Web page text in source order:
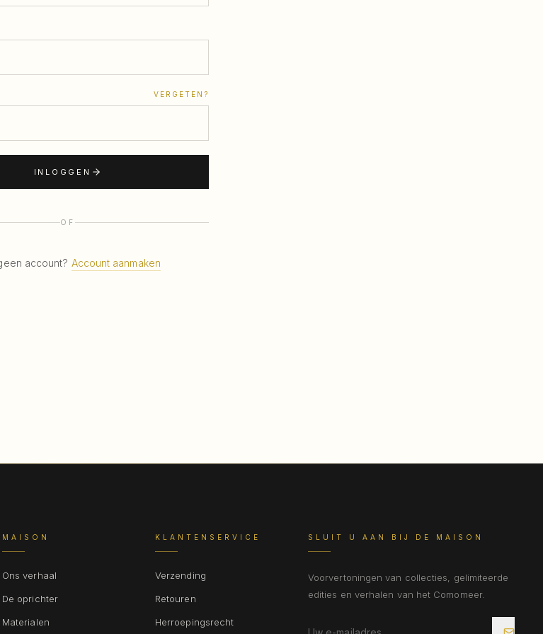
VERGETEN?
INLOGGEN
OF
account? Account aanmaken
MAISON
Ons verhaal
De oprichter
Materialen
KLANTENSERVICE
Verzending
Retouren
Herroepingsrecht
SLUIT U AAN BIJ DE MAISON
Voorvertoningen van collecties, gelimiteerde
edities en verhalen van het Comomeer.